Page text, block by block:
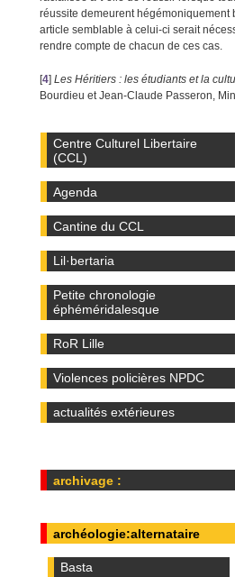
réussite demeurent hégémoniquement
article semblable à celui-ci serait
rendre compte de chacun de ces cas.
[4] Les Héritiers : les étudiants et la
Bourdieu et Jean-Claude Passeron,
Centre Culturel Libertaire
(CCL)
Agenda
Cantine du CCL
Lil·bertaria
Petite chronologie
éphéméridalesque
RoR Lille
Violences policières NPDC
actualités extérieures
archivage :
archéologie:alternataire
Basta